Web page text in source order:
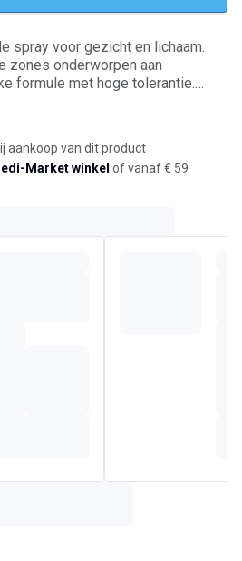
spray voor gezicht en lichaam.
zones onderworpen aan
formule met hoge tolerantie.
aankoop van dit product
Market winkel of vanaf € 59